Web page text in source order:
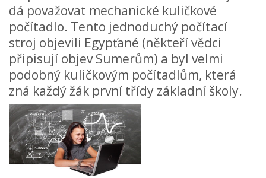
dá považovat mechanické kuličkové
počítadlo. Tento jednoduchý počítací
stroj objevili Egypťané (někteří vědci
připisují objev Sumerům) a byl velmi
podobný kuličkovým počítadlům, která
zná každý žák první třídy základní školy.